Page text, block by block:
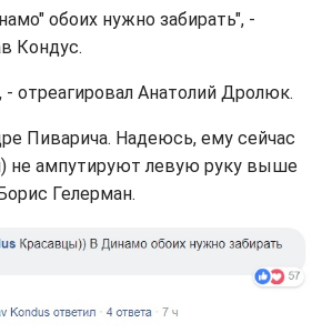
обоих нужно забирать", -
Кондус.
- отреагировал Анатолий Дролюк.
Пиварича. Надеюсь, ему сейчас
не ампутируют левую руку выше
Гелерман.